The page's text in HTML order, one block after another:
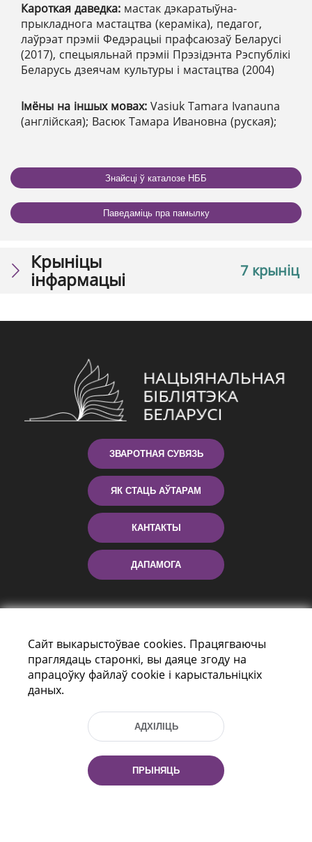
Кароткая даведка: мастак дэкаратыўна-
прыкладнога мастацтва (кераміка), педагог,
лаўрэат прэміі Федэрацыі прафсаюзаў Беларусі
(2017), спецыяльнай прэміі Прэзідэнта Рэспублікі
Беларусь дзеячам культуры i мастацтва (2004)
Імёны на іншых мовах: Vasiuk Tamara Ivanauna
(англійская); Васюк Тамара Ивановна (руская);
Знайсці ў каталозе НББ
Паведаміць пра памылку
7 крыніц
Крыніцы
інфармацыі
ЗВАРОТНАЯ СУВЯЗЬ
ЯК СТАЦЬ АЎТАРАМ
КАНТАКТЫ
ДАПАМОГА
праспект Незалежнасці 116
г. Мiнск, Рэспубліка Беларусь, 220114
Тэл.: (+375 17) 368 37 37, Факс: (+375 17)
Эл. пошта: inbox@nlb.by
Сайт выкарыстоўвае cookies. Працягваючы
праглядаць старонкі, вы даяце згоду на
апрацоўку файлаў cookie і карыстальніцкіх
даных.
АДХІЛІЦЬ
ПРЫНЯЦЬ